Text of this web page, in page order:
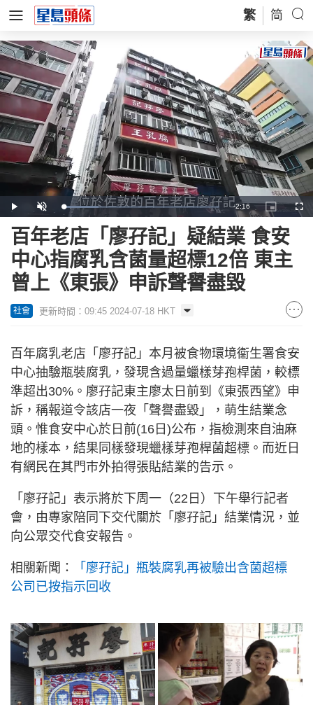
繁 简
Play Unmute Loaded:
22.88%
Remaining
Time
-2:16
Picture-
in-
百年老店「廖孖記」疑結業 食安
中心指腐乳含菌量超標12倍 東主
曾上《東張》申訴聲譽盡毀
社會 更新時間：09:45 2024-07-18 HKT
百年腐乳老店「廖孖記」本月被食物環境衞生署食安
中心抽驗瓶裝腐乳，發現含過量蠟樣芽孢桿菌，較標
準超出30%。廖孖記東主廖太日前到《東張西望》申
訴，稱報道令該店一夜「聲譽盡毀」，萌生結業念
頭。惟食安中心於日前(16日)公布，指檢測來自油麻
地的樣本，結果同樣發現蠟樣芽孢桿菌超標。而近日
有網民在其門巿外拍得張貼結業的告示。
「廖孖記」表示將於下周一（22日）下午舉行記者
會，由專家陪同下交代關於「廖孖記」結業情況，並
向公眾交代食安報告。
相關新聞：
「廖孖記」瓶裝腐乳再被驗出含菌超標
公司已按指示回收